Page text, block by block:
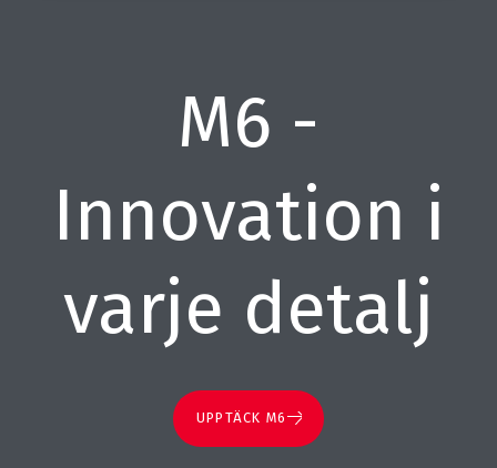
M6 -
Innovation i
varje detalj
UPPTÄCK M6